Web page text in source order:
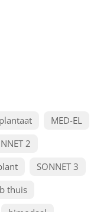
MED-EL
2
SONNET 3
thuis